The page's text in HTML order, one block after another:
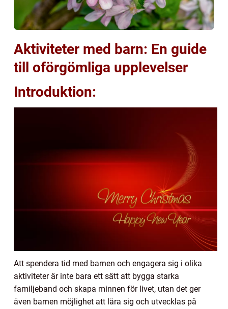
Aktiviteter med barn: En guide
till oförgömliga upplevelser
Introduktion:
Att spendera tid med barnen och engagera sig i olika
aktiviteter är inte bara ett sätt att bygga starka
familjeband och skapa minnen för livet, utan det ger
även barnen möjlighet att lära sig och utvecklas på